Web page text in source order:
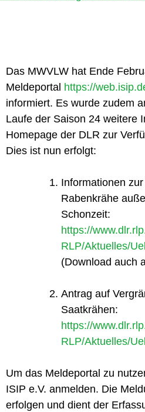
Das MWVLW hat Ende
Meldeportal https://
informiert. Es wurde zudem
Laufe der Saison 24 weitere
Homepage der DLR zur
Dies ist nun erfolgt:
Informationen
Rabenkrähe
Schonzeit:
https://
RLP/Aktuelles/
(Download auch
Antrag auf
Saatkrähen:
https://
RLP/Aktuelles/
Um das Meldeportal zu
ISIP e.V. anmelden. Die
erfolgen und dient der